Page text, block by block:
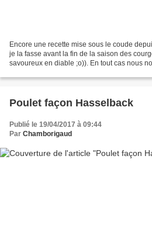
Encore une recette mise sous le coude
je la fasse avant la fin de la saison des
savoureux en diable ;o)). En tout cas nous
Poulet façon Hasselback
Publié le 19/04/2017 à 09:44
Par Chamborigaud